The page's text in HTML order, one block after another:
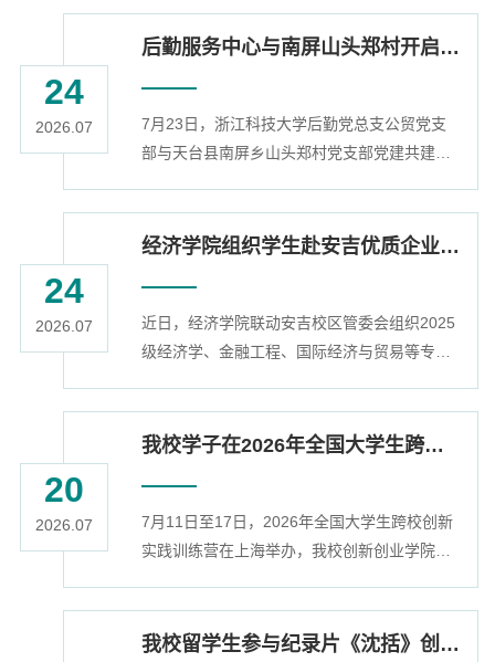
交流处相关负责人参加交流座谈。人文与外国
语学院负责人代表学校对代表团一行表示热烈
校在国际中文教育领域对外交流合作的实践举
措与建设成效。泰方代表团由北榄府教育局汉
后勤服务中心与南屏山头郑村开启党建共富新合作
7月23日，浙江科技大学后勤党总支公贸党支
部与天台县南屏乡山头郑村党支部党建共建签
党建共建协议，确定后续常态化共建合作内
容，村口古桥正式命名为“共富桥”。签约仪式
人居环境示范点等处，感受乡村振兴发展。据
悉，浙江科技大学自2008年起，已连续选派九
24
2026.07
经济学院组织学生赴安吉优质企业等开展沉浸式认知实习
近日，经济学院联动安吉校区管委会组织2025
级经济学、金融工程、国际经济与贸易等专业
阵地开展沉浸式认知实习，将课堂延伸至县域
产业一线，以实景研学感悟地方绿色高质量发
景为教学载体，组织学生走进企业生产、金融
服务、社区治理一线，全方位、多角度了解地
24
2026.07
我校学子在2026年全国大学生跨校创新实践训练营中取得佳绩
7月11日至17日，2026年全国大学生跨校创新
实践训练营在上海举办，我校创新创业学院创
王坤老师指导下，经过层层选拔，成功入围现
场决赛，并获得二等奖。本届训练营由创客教
20
2026.07
我校留学生参与纪录片《沈括》创作 参演配套文旅宣传片多平台播出